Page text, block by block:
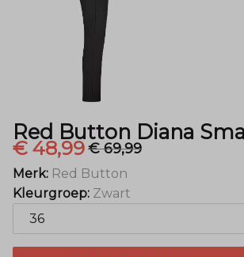
Red Button Diana
€ 48,99€ 69,99
Merk: Red Button
Kleurgroep: Zwart